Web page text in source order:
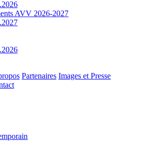
AVV 2026-2027
Partenaires Images et Presse